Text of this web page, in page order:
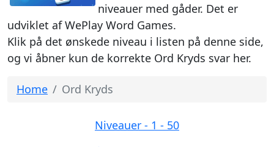
niveauer med gåder. Det er
udviklet af WePlay Word Games.
Klik på det ønskede niveau i listen på denne side,
og vi åbner kun de korrekte Ord Kryds svar her.
Home Ord Kryds
Niveauer - 1 - 50